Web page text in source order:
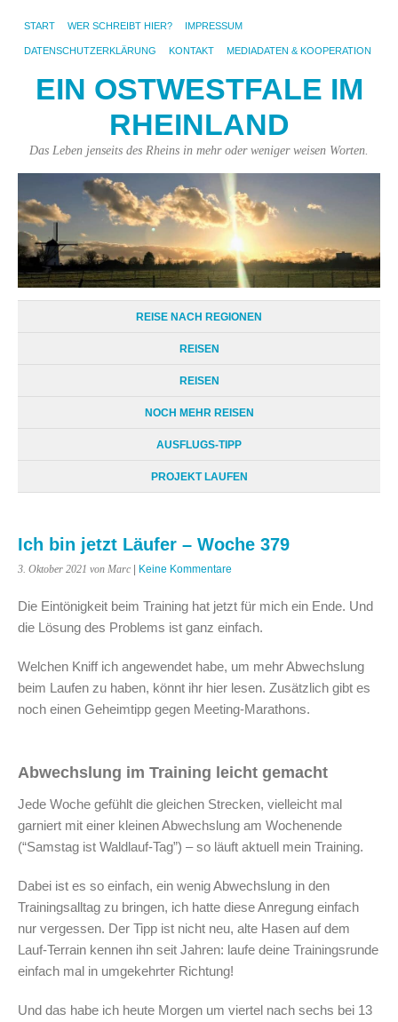
START WER SCHREIBT HIER? IMPRESSUM
DATENSCHUTZERKLÄRUNG KONTAKT MEDIADATEN & KOOPERATION
EIN OSTWESTFALE IM
RHEINLAND
Das Leben jenseits des Rheins in mehr oder weniger weisen Worten.
REISE NACH REGIONEN
REISEN
REISEN
NOCH MEHR REISEN
AUSFLUGS-TIPP
PROJEKT LAUFEN
Ich bin jetzt Läufer – Woche 379
3. Oktober 2021 von Marc | Keine Kommentare
Die Eintönigkeit beim Training hat jetzt für mich ein Ende. Und
die Lösung des Problems ist ganz einfach.
Welchen Kniff ich angewendet habe, um mehr Abwechslung
beim Laufen zu haben, könnt ihr hier lesen. Zusätzlich gibt es
noch einen Geheimtipp gegen Meeting-Marathons.
Abwechslung im Training leicht gemacht
Jede Woche gefühlt die gleichen Strecken, vielleicht mal
garniert mit einer kleinen Abwechslung am Wochenende
(“Samstag ist Waldlauf-Tag”) – so läuft aktuell mein Training.
Dabei ist es so einfach, ein wenig Abwechslung in den
Trainingsalltag zu bringen, ich hatte diese Anregung einfach
nur vergessen. Der Tipp ist nicht neu, alte Hasen auf dem
Lauf-Terrain kennen ihn seit Jahren: laufe deine Trainingsrunde
einfach mal in umgekehrter Richtung!
Und das habe ich heute Morgen um viertel nach sechs bei 13